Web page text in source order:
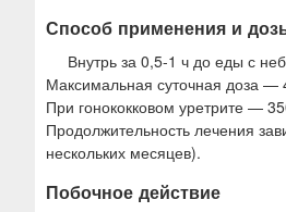
Способ применения и
Внутрь за 0,5-1 ч до еды с
Максимальная суточная доза —
При гонококковом уретрите —
Продолжительность лечения
нескольких месяцев).
Побочное действие